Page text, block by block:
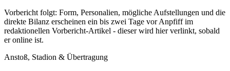
Vorbericht folgt: Form, Personalien, mögliche Aufstellungen und die
direkte Bilanz erscheinen ein bis zwei Tage vor Anpfiff im
redaktionellen Vorbericht-Artikel - dieser wird hier verlinkt, sobald
er online ist.
Anstoß, Stadion & Übertragung